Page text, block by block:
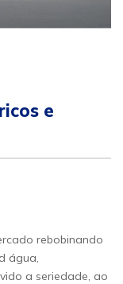
e
rebobinando
água,
a seriedade, ao